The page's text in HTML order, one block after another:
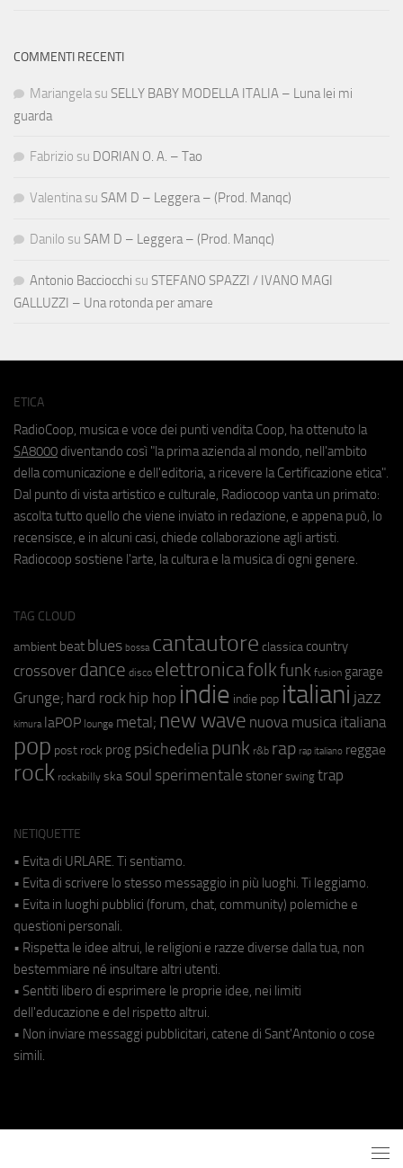
COMMENTI RECENTI
Mariangela su SELLY BABY MODELLA ITALIA – Luna lei mi
guarda
Fabrizio su DORIAN O. A. – Tao
Valentina su SAM D – Leggera – (Prod. Manqc)
Danilo su SAM D – Leggera – (Prod. Manqc)
Antonio Bacciocchi su STEFANO SPAZZI / IVANO MAGI
GALLUZZI – Una rotonda per amare
ETICA
RadioCoop, musica e voce dei punti vendita Coop, ha ottenuto la
SA8000 diventando così "la prima azienda al mondo, nell'ambito
della comunicazione e dell'editoria, a ricevere la Certificazione etica".
Dal punto di vista artistico e culturale, Radiocoop vanta un primato:
ascolta tutto quello che viene inviato in redazione, e appena può, lo
recensisce, e in alcuni casi, chiede collaborazione agli artisti.
Radiocoop sostiene l'arte, la cultura e la musica di ogni genere.
TAG CLOUD
ambient beat blues bossa cantautore classica country
crossover dance disco elettronicafolkfunk fusion garage
Grunge; hard rock hip hop indie indie pop italiani jazz
kimura laPOP lounge metal; new wave nuova musica italiana
pop post rock prog psichedeliapunk r&b rap rap italiano reggae
rock rockabilly ska soul sperimentale stoner swing trap
NETIQUETTE
• Evita di URLARE. Ti sentiamo.
• Evita di scrivere lo stesso messaggio in più luoghi. Ti leggiamo.
• Evita in luoghi pubblici (forum, chat, community) polemiche e
questioni personali.
• Rispetta le idee altrui, le religioni e razze diverse dalla tua, non
bestemmiare né insultare altri utenti.
• Sentiti libero di esprimere le proprie idee, nei limiti
dell'educazione e del rispetto altrui.
• Non inviare messaggi pubblicitari, catene di Sant'Antonio o cose
simili.